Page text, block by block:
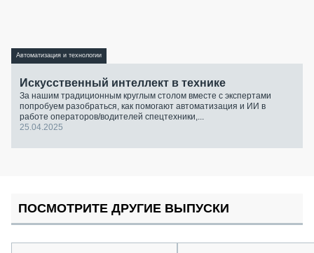
Автоматизация и технологии
Искусственный интеллект в технике
За нашим традиционным круглым столом вместе с экспертами
попробуем разобраться, как помогают автоматизация и ИИ в
работе операторов/водителей спецтехники,...
25.04.2025
ПОСМОТРИТЕ ДРУГИЕ ВЫПУСКИ